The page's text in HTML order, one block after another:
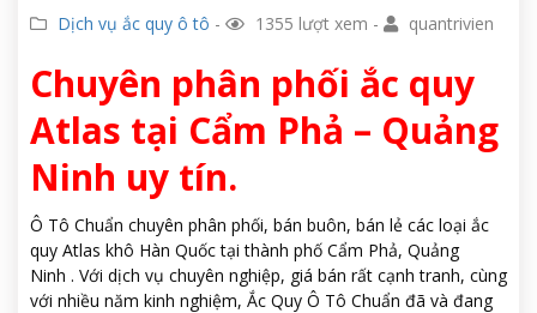
Dịch vụ ắc quy ô tô - 1355 lượt xem - quantrivien
Chuyên phân phối ắc quy
Atlas tại Cẩm Phả – Quảng
Ninh uy tín.
Ô Tô Chuẩn chuyên phân phối, bán buôn, bán lẻ các loại ắc
quy Atlas khô Hàn Quốc tại thành phố Cẩm Phả, Quảng
Ninh . Với dịch vụ chuyên nghiệp, giá bán rất cạnh tranh, cùng
với nhiều năm kinh nghiệm, Ắc Quy Ô Tô Chuẩn đã và đang